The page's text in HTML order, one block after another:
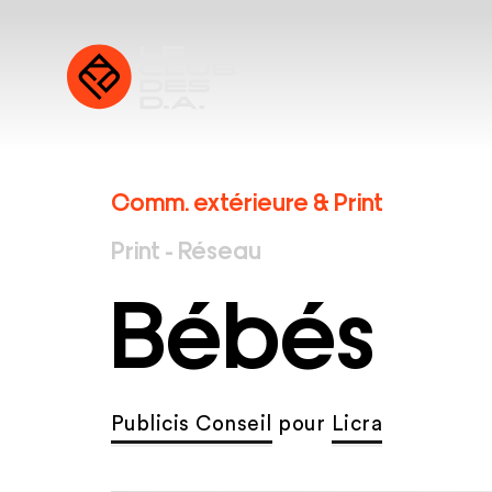
Comm. extérieure & Print
Print - Réseau
Bébés
Publicis Conseil pour Licra